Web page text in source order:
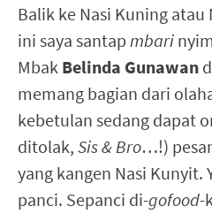
Balik ke Nasi Kuning atau
ini saya santap mbari
Mbak Belinda Gunawan
memang bagian dari
kebetulan sedang dapat
ditolak, Sis & Bro…!)
yang kangen Nasi Kunyit.
panci. Sepanci di-gofood-